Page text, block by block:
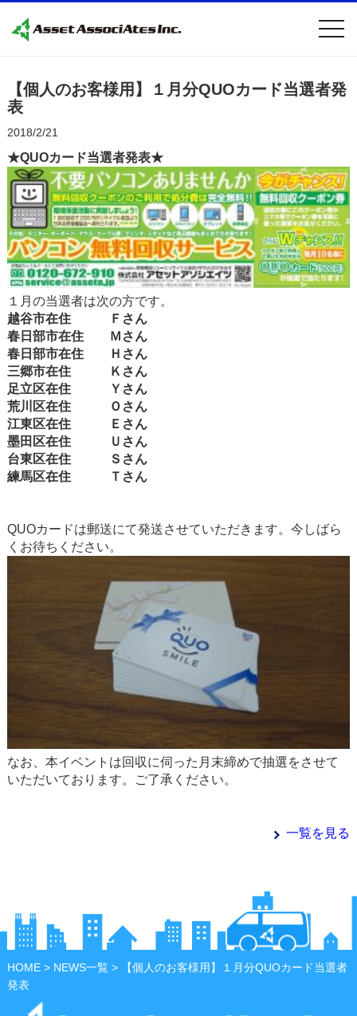
【個人のお客様用】１月分QUOカード当選者発
表
2018/2/21
★QUOカード当選者発表★
１月の当選者は次の方です。
越谷市在住 Ｆさん
春日部市在住 Ｍさん
春日部市在住 Ｈさん
三郷市在住 Ｋさん
足立区在住 Ｙさん
荒川区在住 Ｏさん
江東区在住 Ｅさん
墨田区在住 Ｕさん
台東区在住 Ｓさん
練馬区在住 Ｔさん
QUOカードは郵送にて発送させていただきます。今しばら
くお待ちください。
なお、本イベントは回収に伺った月末締めで抽選をさせて
いただいております。ご了承ください。
一覧を見る
HOME> NEWS一覧> 【個人のお客様用】１月分QUOカード当選者
発表